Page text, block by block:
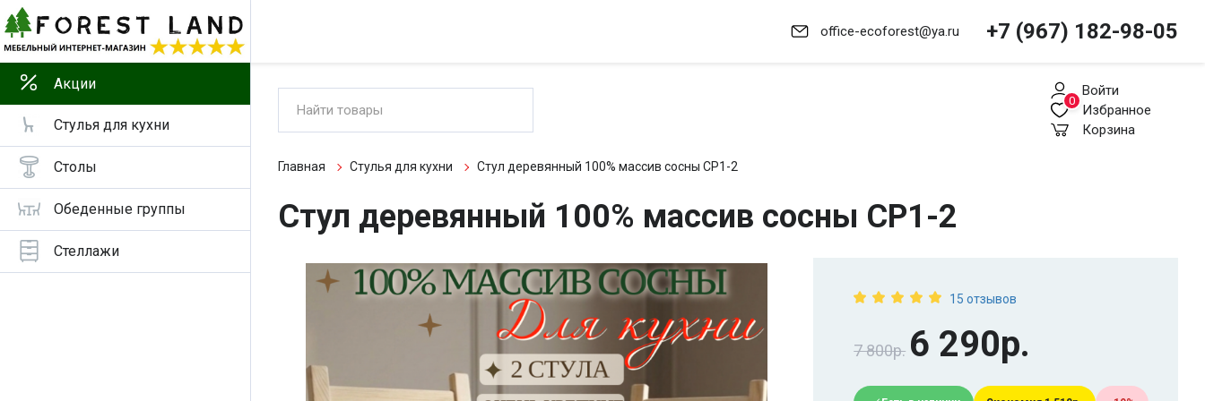
office-ecoforest@ya.ru +7 (967) 182-98-05
Акции
Стулья для кухни
Столы
Обеденные группы
Стеллажи
Войти
0
Избранное
Корзина
Главная Стулья для кухни Стул деревянный 100% массив сосны СР1-2
Стул деревянный 100% массив сосны СР1-2
15 отзывов
7 800р. 6 290р.